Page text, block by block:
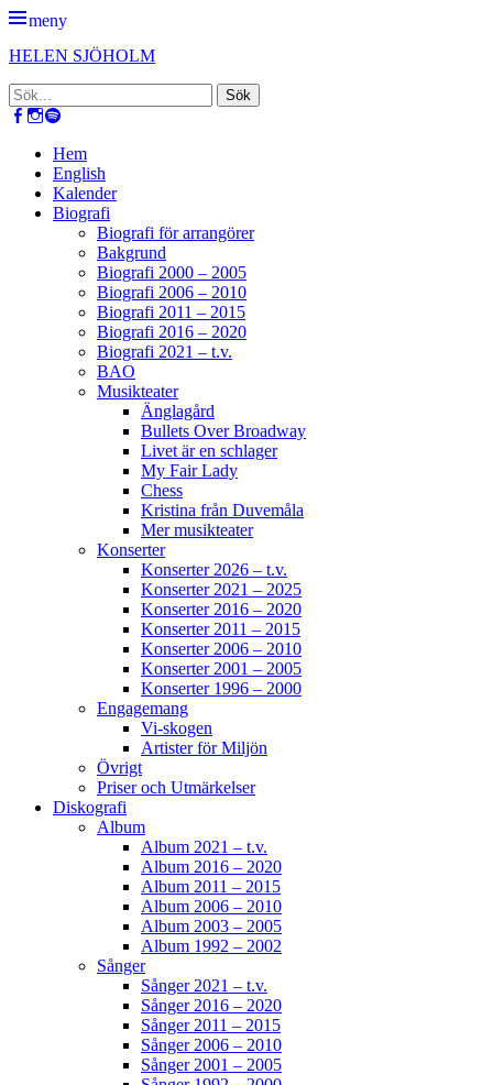
meny
HELEN SJÖHOLM
Sök
efter:Facebook
Instagram
Primär
meny
Hoppa
innehåll
Hem
English
Kalender
Biografi
Biografi för arrangörer
Bakgrund
Biografi 2000 – 2005
Biografi 2006 – 2010
Biografi 2011 – 2015
Biografi 2016 – 2020
Biografi 2021 – t.v.
BAO
Musikteater
Änglagård
Bullets Over Broadway
Livet är en schlager
My Fair Lady
Chess
Kristina från Duvemåla
Mer musikteater
Konserter
Konserter 2026 – t.v.
Konserter 2021 – 2025
Konserter 2016 – 2020
Konserter 2011 – 2015
Konserter 2006 – 2010
Konserter 2001 – 2005
Konserter 1996 – 2000
Engagemang
Vi-skogen
Artister för Miljön
Övrigt
Priser och Utmärkelser
Diskografi
Album
Album 2021 – t.v.
Album 2016 – 2020
Album 2011 – 2015
Album 2006 – 2010
Album 2003 – 2005
Album 1992 – 2002
Sånger
Sånger 2021 – t.v.
Sånger 2016 – 2020
Sånger 2011 – 2015
Sånger 2006 – 2010
Sånger 2001 – 2005